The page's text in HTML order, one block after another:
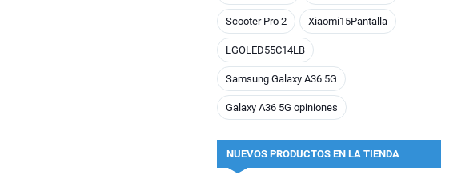
Scooter Pro 2 Xiaomi15Pantalla
LGOLED55C14LB
Samsung Galaxy A36 5G
Galaxy A36 5G opiniones
NUEVOS PRODUCTOS EN LA TIENDA